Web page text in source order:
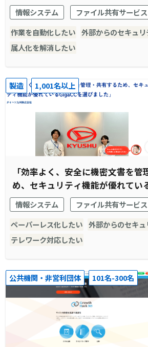
情報システム
ファイル共有サービス
作業を自動化したい 外部からのセキュ
属人化を解消したい
製造 1,001名以上
「効率よく、安全に機密文書を管
め、セキュリティ機能が優れてい
した」
情報システム
ファイル共有サービス
ペーパーレス化したい 外部からのセキ
テレワーク対応したい
公共機関・非営利団体 101名-300名